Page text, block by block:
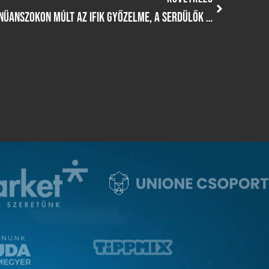
VÍZILABDA UTÁNPÓTLÁS KÖRKÉP: NÜANSZOKON MÚLT AZ IFIK GYŐZELME, A SERDÜLŐK AZONBAN GYŐZELEMMEL ZÁRTÁK A HÉTVÉGÉT